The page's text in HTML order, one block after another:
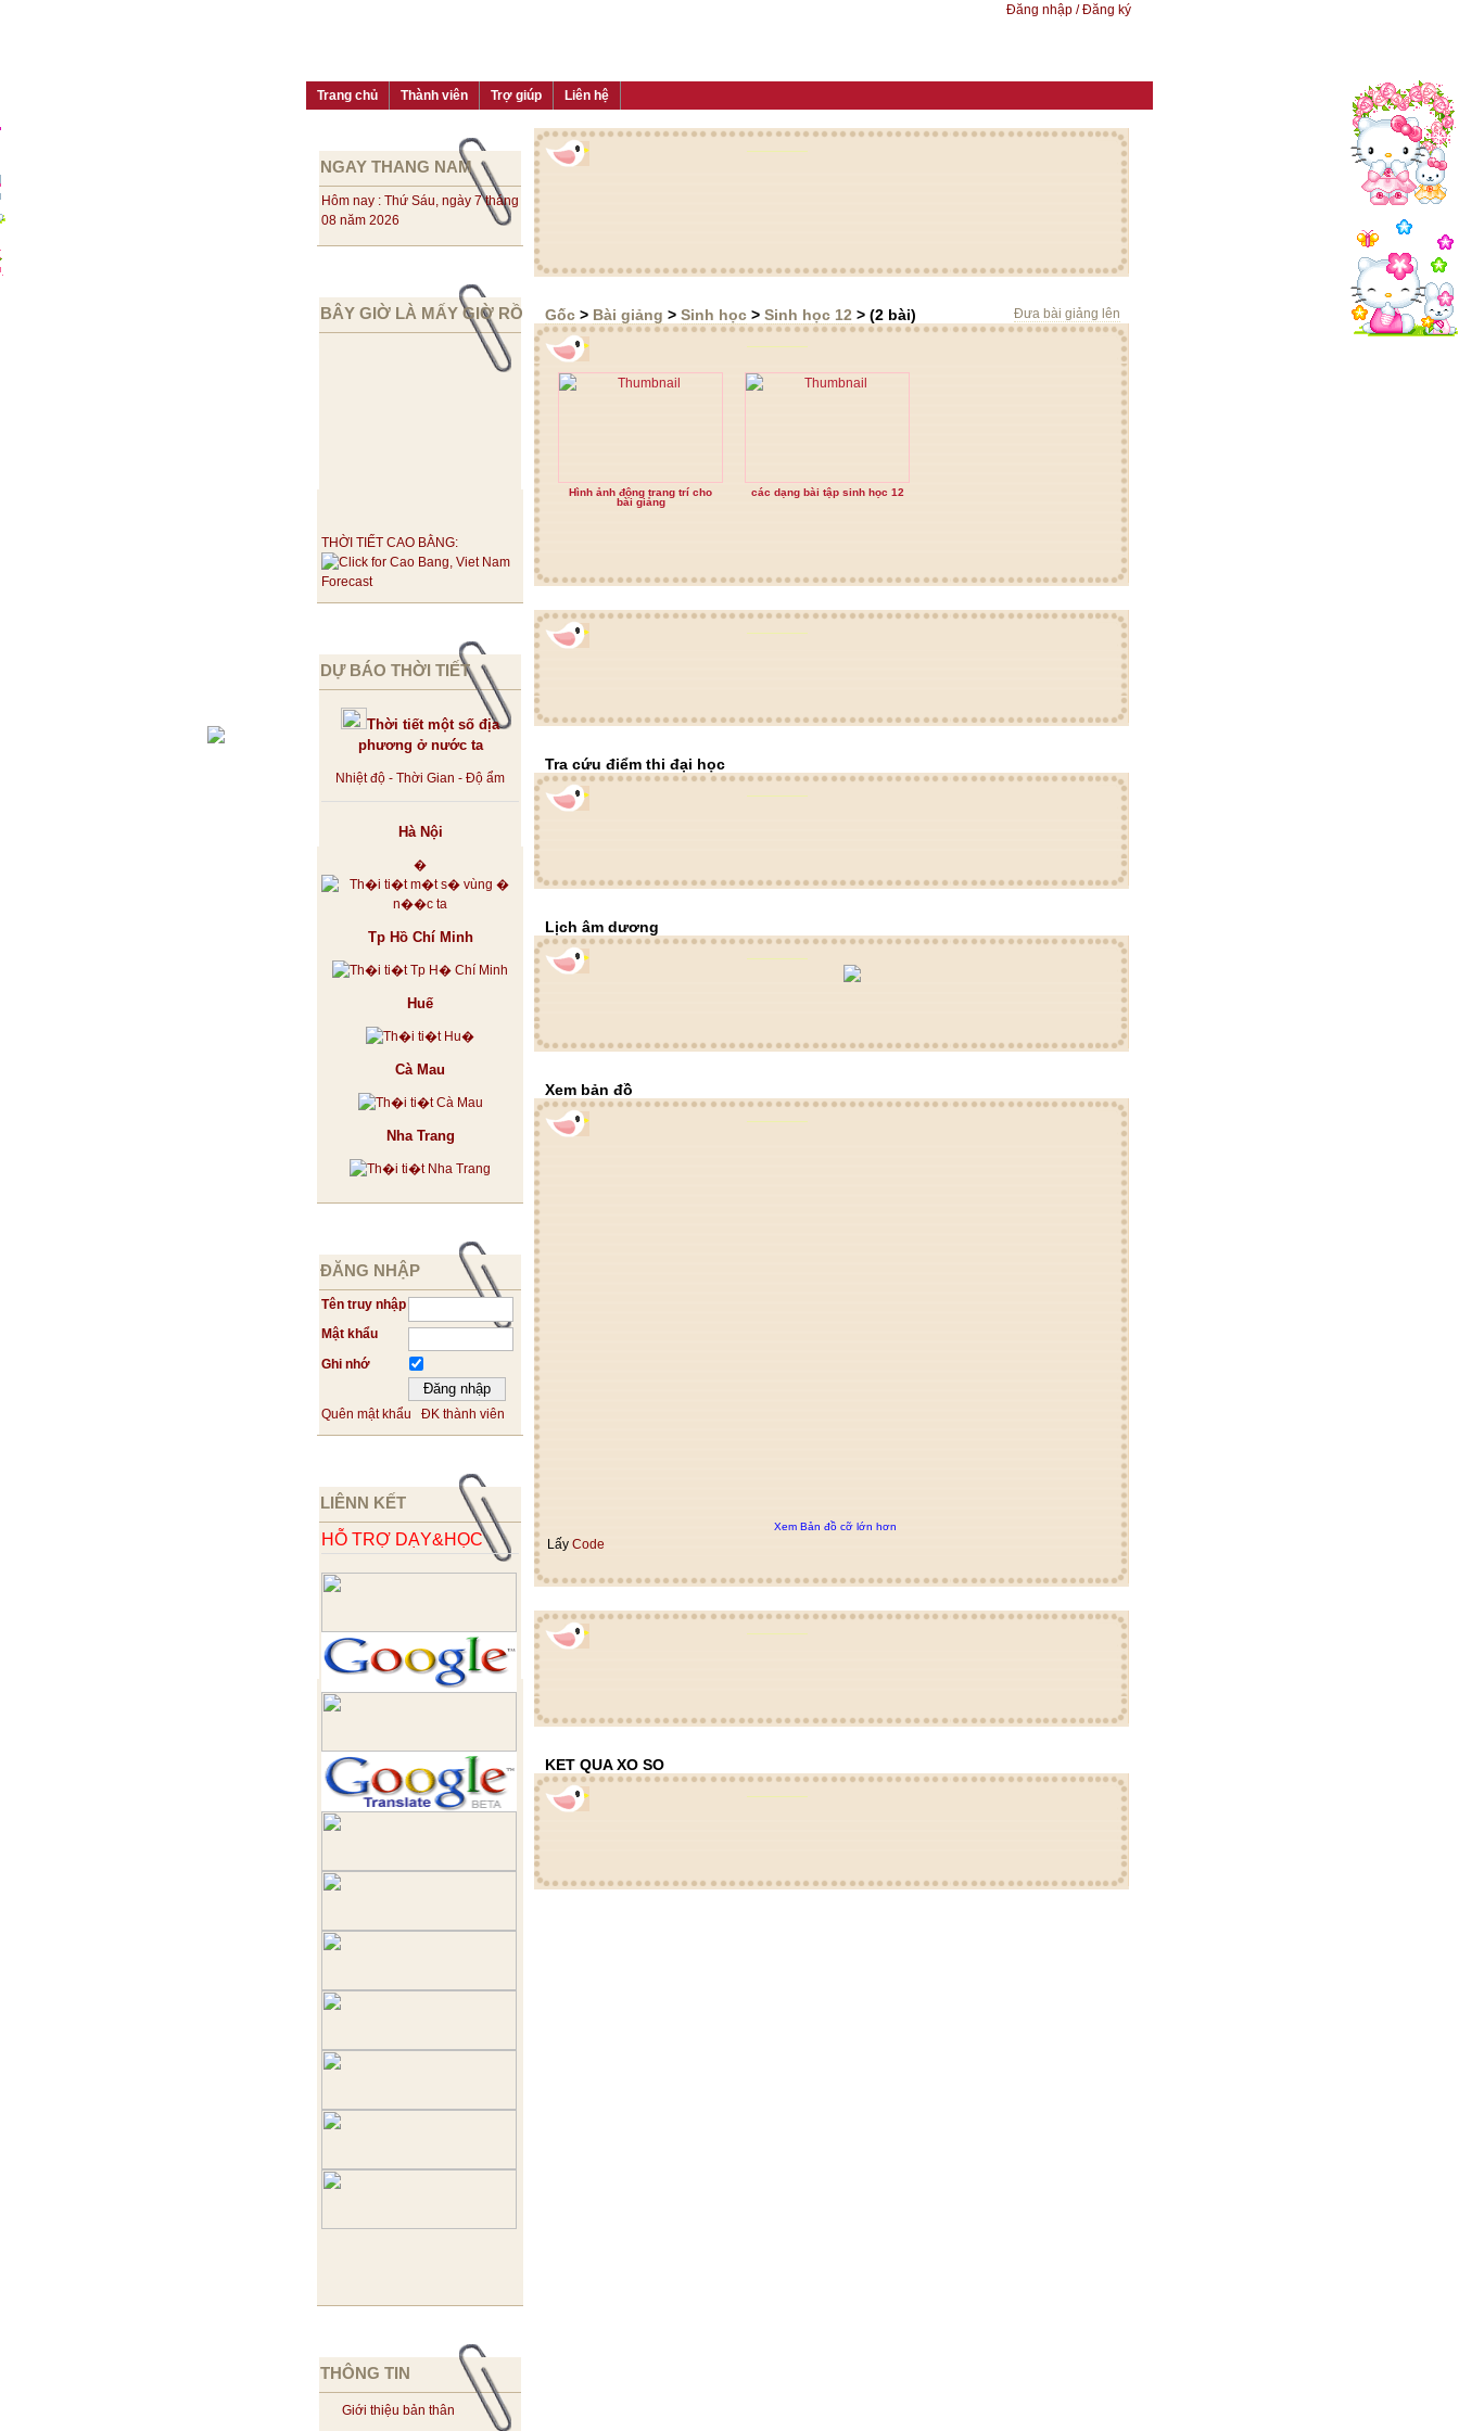
Đăng nhập / Đăng ký
Trang chủ Thành viên Trợ giúp Liên hệ
NGAY THANG NAM
Hôm nay : Thứ Sáu, ngày 7 tháng
08 năm 2026
BÂY GIỜ LÀ MẤY GIỜ RỒI
THỜI TIẾT CAO BẰNG:
DỰ BÁO THỜI TIẾT
Thời tiết một số địa
phương ở nước ta
Nhiệt độ - Thời Gian - Độ ẩm
Hà Nội
�
Tp Hồ Chí Minh
Huế
Cà Mau
Nha Trang
ĐĂNG NHẬP
Tên truy nhập
Mật khẩu
Ghi nhớ
Quên mật khẩu ĐK thành viên
LIÊNN KẾT
HỖ TRỢ DẠY&HỌC
THÔNG TIN
Giới thiệu bản thân
Đưa bài giảng lên
Gốc > Bài giảng > Sinh học > Sinh học 12 > (2 bài)
Hình ảnh động trang trí cho
bài giảng
các dạng bài tập sinh học 12
Tra cứu điểm thi đại học
Lịch âm dương
Xem bản đồ
Xem Bản đồ cỡ lớn hơn
Lấy Code
KET QUA XO SO